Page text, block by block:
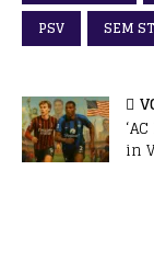
PSV
SEM
in